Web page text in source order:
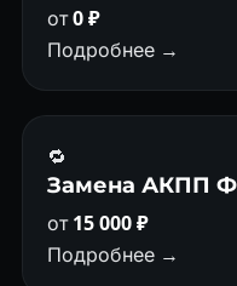
от0 ₽
Подробнее →
🔁
Замена АКПП
от15 000 ₽
Подробнее →